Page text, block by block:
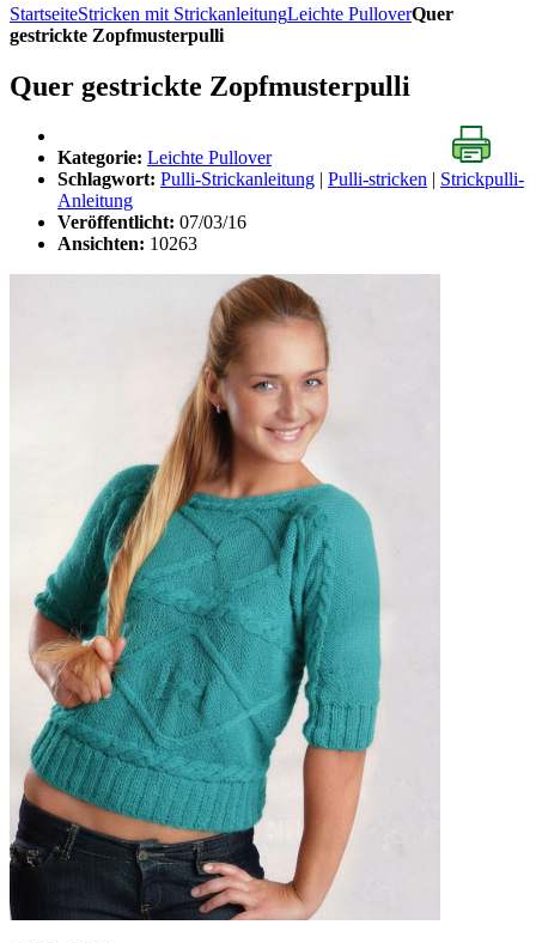
StartseiteStricken mit StrickanleitungLeichte PulloverQuer
gestrickte Zopfmusterpulli
Quer gestrickte Zopfmusterpulli
Kategorie: Leichte Pullover
Schlagwort: Pulli-Strickanleitung Pulli-stricken
Strickpulli-
Anleitung
Veröffentlicht: 07/03/16
Ansichten: 10263